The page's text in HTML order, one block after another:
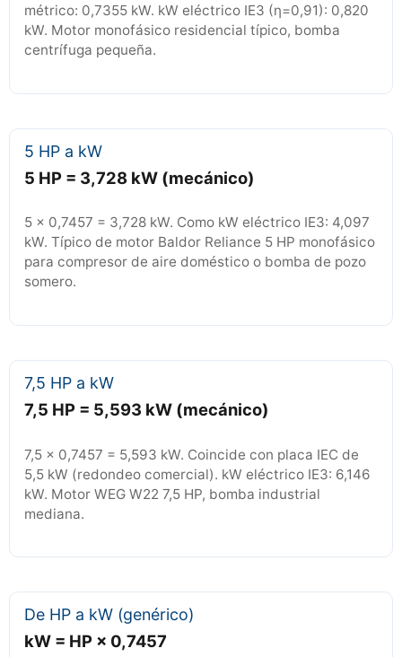
métrico: 0,7355 kW. kW eléctrico IE3 (η=0,91): 0,820
kW. Motor monofásico residencial típico, bomba
centrífuga pequeña.
5 HP a kW
5 HP = 3,728 kW (mecánico)
5 × 0,7457 = 3,728 kW. Como kW eléctrico IE3: 4,097
kW. Típico de motor Baldor Reliance 5 HP monofásico
para compresor de aire doméstico o bomba de pozo
somero.
7,5 HP a kW
7,5 HP = 5,593 kW (mecánico)
7,5 × 0,7457 = 5,593 kW. Coincide con placa IEC de
5,5 kW (redondeo comercial). kW eléctrico IE3: 6,146
kW. Motor WEG W22 7,5 HP, bomba industrial
mediana.
De HP a kW (genérico)
kW = HP × 0,7457